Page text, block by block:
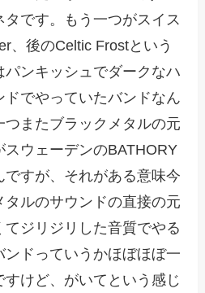
タです。もう一つがスイス
、後のCeltic Frostという
ンキッシュでダークなハ
でやっていたバンドなん
またブラックメタルの元
ウェーデンのBATHORY
ですが、それがある意味今
ルのサウンドの直接の元
ジリジリした音質でやる
ドっていうかほぼほぼ一
すけど、がいてという感じ